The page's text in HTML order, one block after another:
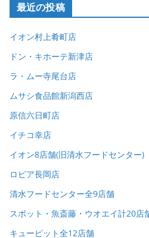
最近の投稿
イオン村上肴町店
ドン・キホーテ新津店
ラ・ムー寺尾台店
ムサシ食品館新潟西店
原信六日町店
イチコ幸店
イオン8店舗(旧清水フードセンター)
ロピア長岡店
清水フードセンター全9店舗
スポット・魚斎藤・ウオエイ計20店
キューピット全12店舗